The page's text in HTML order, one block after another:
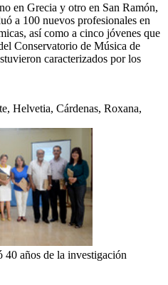
en Grecia y otro en San Ramón,
a 100 nuevos profesionales en
así como a cinco jóvenes que
Conservatorio de Música de
caracterizados por los
Helvetia, Cárdenas, Roxana,
40 años de la investigación